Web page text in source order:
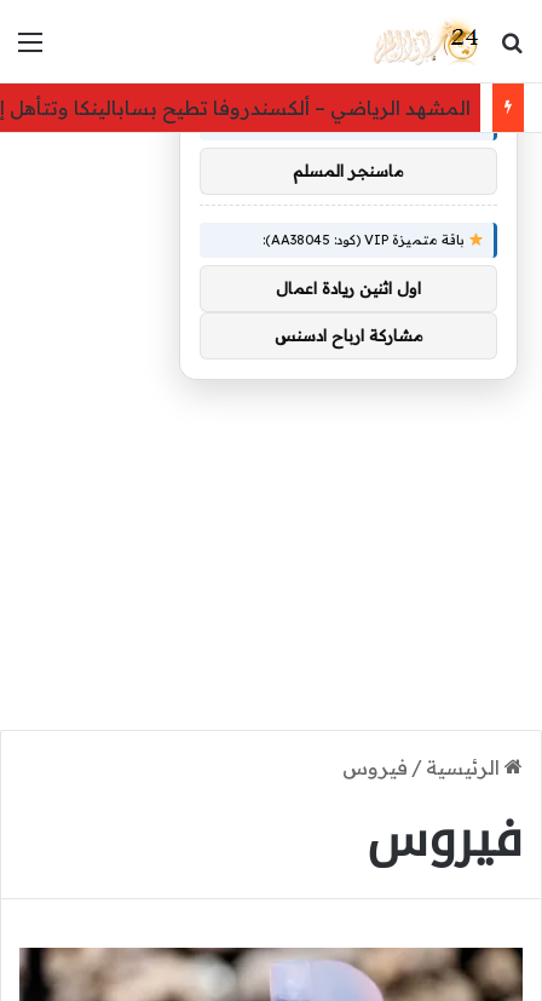
بحث عن
المشهد الرياضي – ألكسندروفا تطيح بسابالينكا
الرئيسية / فيروس
فيروس
توصيات :
باقة متميزة VIP (كود: AA26790):
ماسنجر المسلم
باقة متميزة VIP (كود: AA38045):
اول اثنين ريادة اعمال
مشاركة ارباح ادسنس